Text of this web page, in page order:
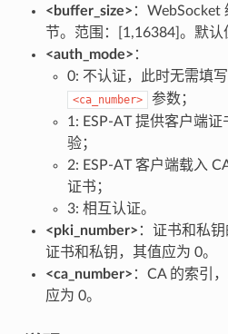
<buffer_size> ：WebSocket
节。范围：[1,16384]。默认
<auth_mode> ：
0: 不认证，此时无需填写
<ca_number>
参数；
1: ESP-AT 提供客户端
验；
2: ESP-AT 客户端载入
证书；
3: 相互认证。
<pki_number> ：证书和私
证书和私钥，其值应为 0。
<ca_number> ：CA 的索引
应为 0。